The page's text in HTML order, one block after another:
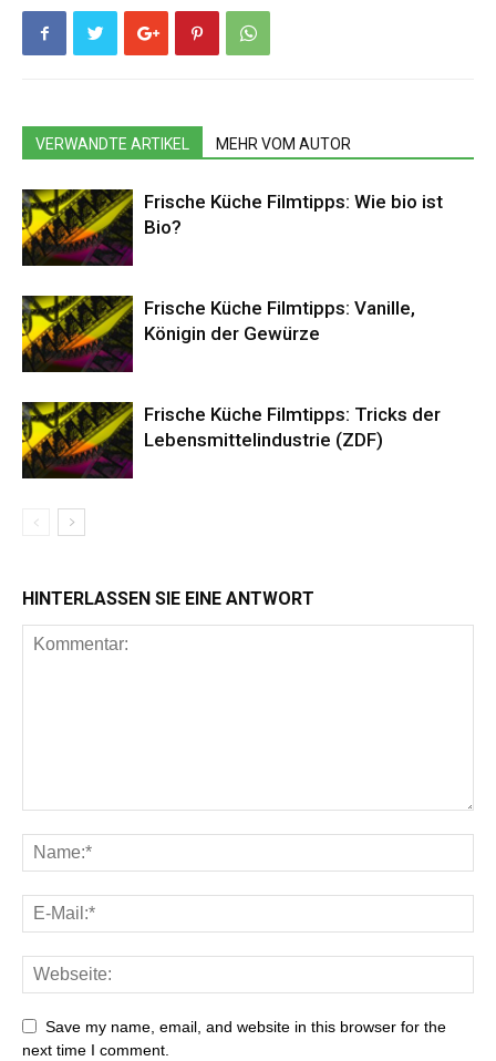
VERWANDTE ARTIKEL MEHR VOM AUTOR
Frische Küche Filmtipps: Wie bio ist
Bio?
Frische Küche Filmtipps: Vanille,
Königin der Gewürze
Frische Küche Filmtipps: Tricks der
Lebensmittelindustrie (ZDF)
HINTERLASSEN SIE EINE ANTWORT
Save my name, email, and website in this browser for the
next time I comment.